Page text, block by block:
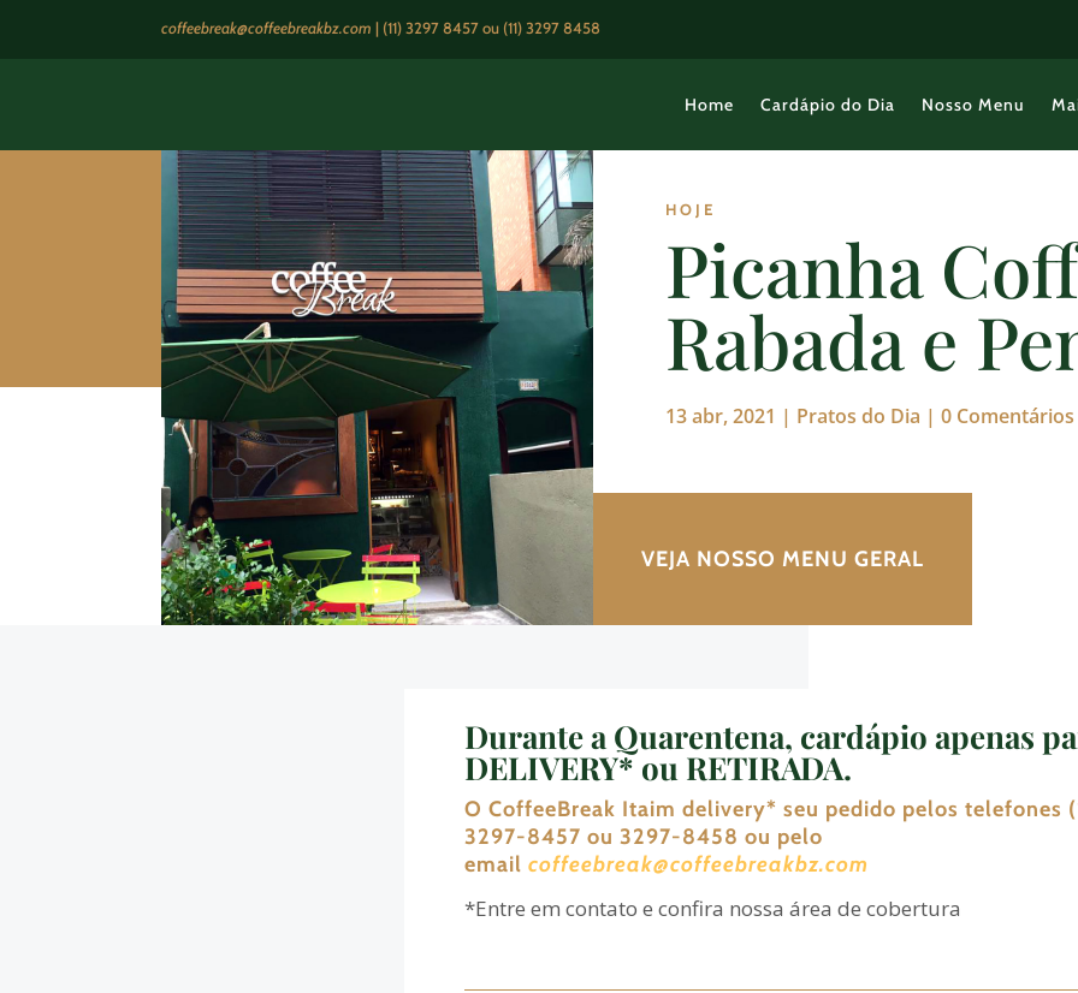
coffeebreak@coffeebreakbz.com | (11) 3297 8457ou (11) 3297 8458
Home Cardápio do Dia Nosso Menu
HOJE
Picanha
Rabada e
13 abr, 2021 | Pratos do Dia | 0 Comentários
VEJA NOSSO MENU GERAL
Durantea Quarentena, cardápio apenas
DELIVERY* ou RETIRADA.
O CoffeeBreak Itaim delivery* seu pedido pelos telefones
3297-8457 ou 3297-8458 ou pelo
email coffeebreak@coffeebreakbz.com
*Entre em contato e confira nossa área de cobertura